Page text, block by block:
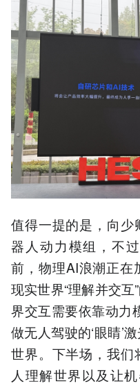
值得一提的是，向
器人动力模组，不
前，物理AI浪潮正在
现实世界“理解并交
界交互需要依靠动力
做无人驾驶的‘眼睛’
世界。下半场，我们
人理解世界以及让